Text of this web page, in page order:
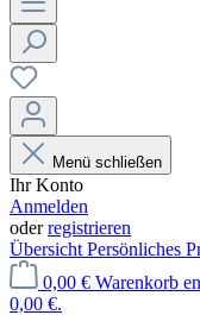
Menü schließen
Ihr Konto
Anmelden
oderregistrieren
Übersicht Persönliches
0,00 € Warenkorb
0,00 €.